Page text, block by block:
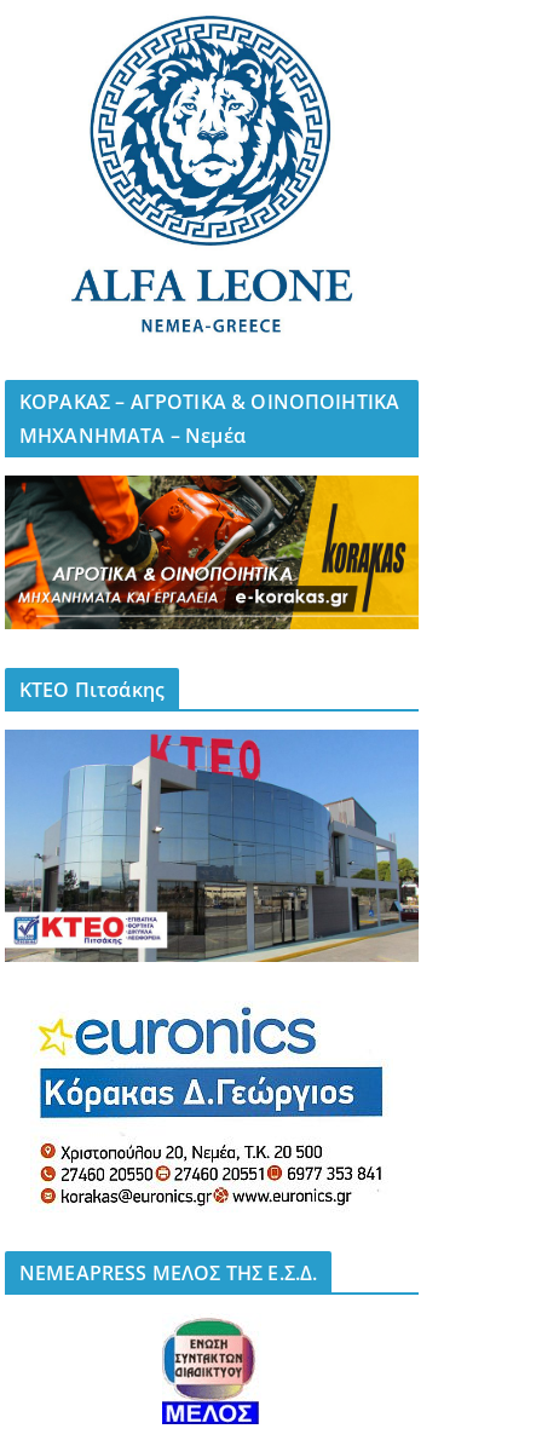
ΚΟΡΑΚΑΣ – ΑΓΡΟΤΙΚΑ & ΟΙΝΟΠΟΙΗΤΙΚΑ
ΜΗΧΑΝΗΜΑΤΑ – Νεμέα
ΚΤΕΟ Πιτσάκης
NEMEAPRESS ΜΕΛΟΣ ΤΗΣ Ε.Σ.Δ.